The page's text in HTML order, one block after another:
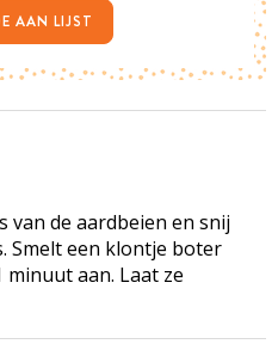
van de aardbeien en snij
Smelt een klontje boter
aan. Laat ze
AAN LIJST